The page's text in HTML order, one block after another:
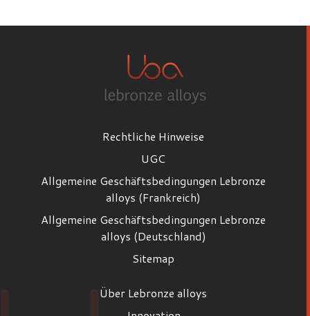
Rechtliche Hinweise
UGC
Allgemeine Geschäftsbedingungen Lebronze
alloys (Frankreich)
Allgemeine Geschäftsbedingungen Lebronze
alloys (Deutschland)
Sitemap
Über Lebronze alloys